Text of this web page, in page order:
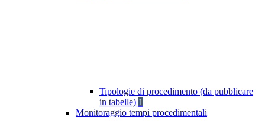
Tipologie di procedimento (da pubblicare
in tabelle) 1
Monitoraggio tempi procedimentali